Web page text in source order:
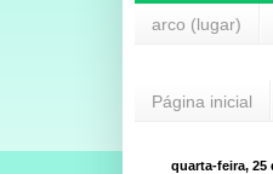
arco (lugar)
Página inicial
quarta-feira, 25